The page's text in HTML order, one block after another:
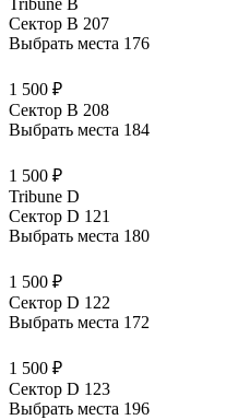
Tribune B
Сектор B 207
Выбрать места 176
1 500 ₽
Сектор B 208
Выбрать места 184
1 500 ₽
Tribune D
Сектор D 121
Выбрать места 180
1 500 ₽
Сектор D 122
Выбрать места 172
1 500 ₽
Сектор D 123
Выбрать места 196